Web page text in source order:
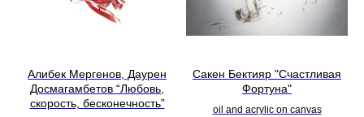
Алибек Мергенов, Даурен
Досмагамбетов “Любовь,
скорость, бесконечность”
Сакен Бектияр "Счастливая
Фортуна"
oil and acrylic on canvas